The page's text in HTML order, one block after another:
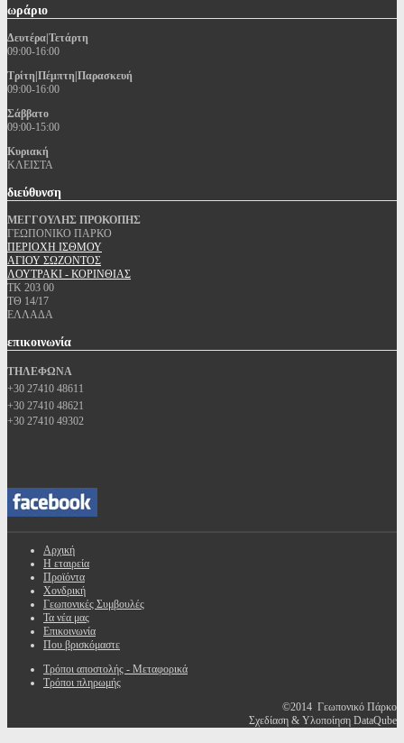
ωράριο
Δευτέρα|Τετάρτη
09:00-16:00
Τρίτη|Πέμπτη|Παρασκευή
09:00-16:00
Σάββατο
09:00-15:00
Κυριακή
ΚΛΕΙΣΤΑ
διεύθυνση
ΜΕΓΓΟΥΛΗΣ ΠΡΟΚΟΠΗΣ
ΓΕΩΠΟΝΙΚΟ ΠΑΡΚΟ
ΠΕΡΙΟΧΗ ΙΣΘΜΟΥ
ΑΓΙΟΥ ΣΩΖΟΝΤΟΣ
ΛΟΥΤΡΑΚΙ - ΚΟΡΙΝΘΙΑΣ
ΤΚ 203 00
ΤΘ 14/17
ΕΛΛΑΔΑ
επικοινωνία
ΤΗΛΕΦΩΝΑ
+30 27410 48611
+30 27410 48621
+30 27410 49302
Αρχική
Η εταιρεία
Προϊόντα
Χονδρική
Γεωπονικές Συμβουλές
Τα νέα μας
Επικοινωνία
Που βρισκόμαστε
Τρόποι αποστολής - Μεταφορικά
Τρόποι πληρωμής
©2014 Γεωπονικό Πάρκο
Σχεδίαση & Υλοποίηση DataQube